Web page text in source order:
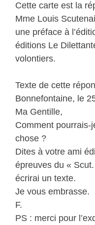
Cette carte est la
Mme Louis
une préface à
éditions Le
volontiers.
Texte de cette
Bonnefontaine, le
Ma Gentille,
Comment pourrais-
chose ?
Dites à votre ami
épreuves du «
écrirai un texte.
Je vous embrasse.
F.
PS : merci pour